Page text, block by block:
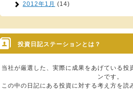
2012年1月 (14)
投資日記ステーションとは？
当社が厳選した、実際に成果をあげている投
ンです。
この中の日記にある投資に対する考え方を読